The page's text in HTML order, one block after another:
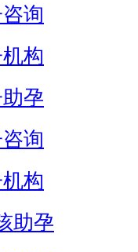
询
构
孕
询
构
助孕